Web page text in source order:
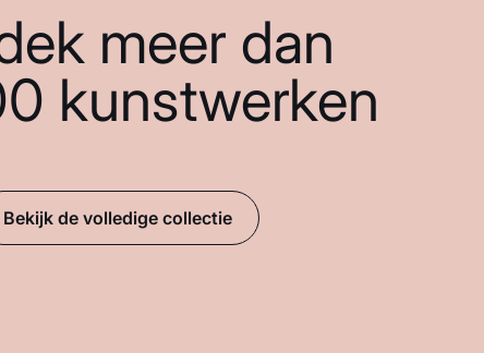
meer dan
kunstwerken
Bekijk de volledige collectie